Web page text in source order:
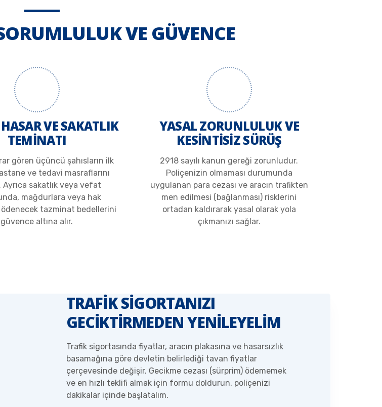
VE GÜVENCE
VE SAKATLIK
TEMİNATI
gören üçüncü şahısların ilk
ve tedavi masraflarını
Ayrıca sakatlık veya vefat
mağdurlara veya hak
tazminat bedellerini
güvence altına alır.
YASAL ZORUNLULUK VE
KESİNTİSİZ SÜRÜŞ
2918 sayılı kanun gereği zorunludur.
Poliçenizin olmaması durumunda
uygulanan para cezası ve aracın trafikten
men edilmesi (bağlanması) risklerini
ortadan kaldırarak yasal olarak yola
çıkmanızı sağlar.
TRAFİK SİGORTANIZI
GECİKTİRMEDEN YENİLEYELİM
Trafik sigortasında fiyatlar, aracın plakasına ve hasarsızlık
basamağına göre devletin belirlediği tavan fiyatlar
çerçevesinde değişir. Gecikme cezası (sürprim) ödememek
ve en hızlı teklifi almak için formu doldurun, poliçenizi
dakikalar içinde başlatalım.